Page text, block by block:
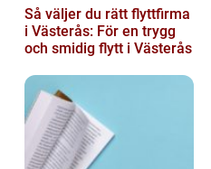
Så väljer du rätt flyttfirma
i Västerås: För en trygg
och smidig flytt i Västerås